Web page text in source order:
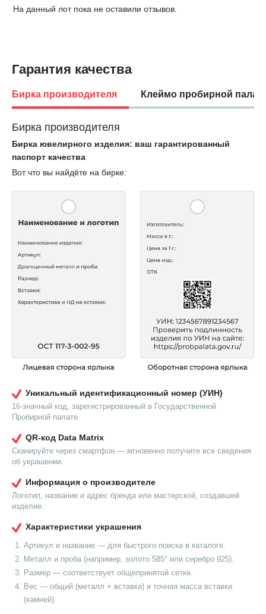
На данный лот пока не оставили отзывов.
Гарантия качества
Бирка производителя Клеймо пробирной
Бирка производителя
Бирка ювелирного изделия: ваш гарантированный
паспорт качества
Вот что вы найдёте на бирке:
Уникальный идентификационный номер (УИН)
16-значный код, зарегистрированный в Государственной
Пробирной палате.
QR-код Data Matrix
Сканируйте через смартфон — мгновенно получите все сведения
об украшении.
Информация о производителе
Логотип, название и адрес бренда или мастерской, создавшей
изделие.
Характеристики украшения
Артикул и название — для быстрого поиска в каталоге.
Металл и проба (например, золото 585° или серебро 925).
Размер — соответствует общепринятой сетке.
Вес — общий (металл + вставка) и точная масса вставки
(камней).